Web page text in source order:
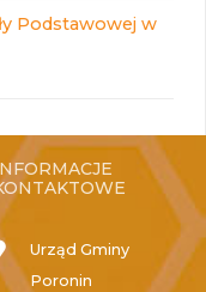
Podstawowej w
Urząd Gminy
Poronin